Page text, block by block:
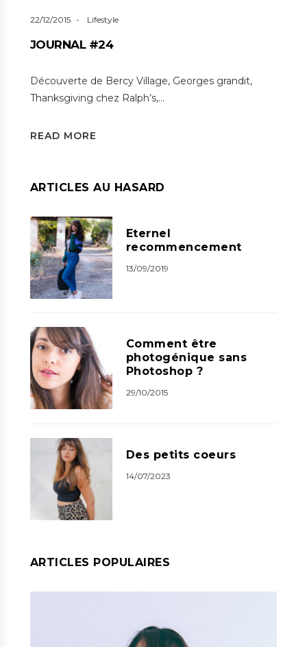
22/12/2015 Lifestyle
JOURNAL #24
Découverte de Bercy Village, Georges grandit,
Thanksgiving chez Ralph’s,…
READ MORE
ARTICLES AU HASARD
Eternel
recommencement
13/09/2019
Comment être
photogénique sans
Photoshop ?
29/10/2015
Des petits coeurs
14/07/2023
ARTICLES POPULAIRES